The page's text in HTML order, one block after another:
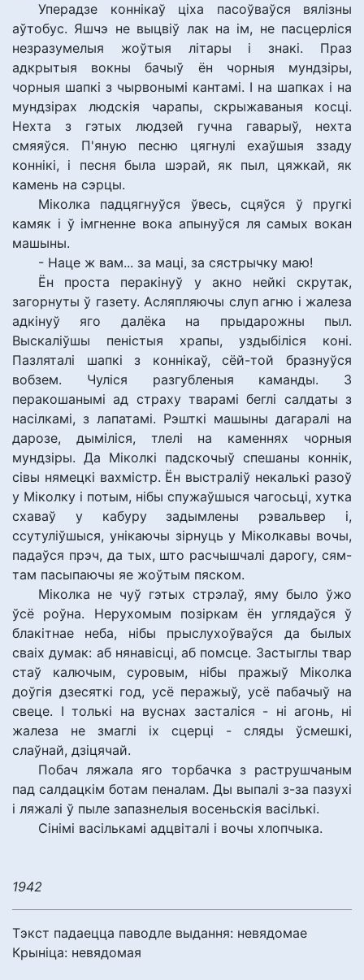
Уперадзе коннікаў ціха пасоўваўся вялізны
аўтобус. Яшчэ не выцвіў лак на ім, не пасцерліся
незразумелыя жоўтыя літары і знакі. Праз
адкрытыя вокны бачыў ён чорныя мундзіры,
чорныя шапкі з чырвонымі кантамі. І на шапках і на
мундзірах людскія чарапы, скрыжаваныя косці.
Нехта з гэтых людзей гучна гаварыў, нехта
смяяўся. П'яную песню цягнулі ехаўшыя ззаду
коннікі, і песня была шэрай, як пыл, цяжкай, як
камень на сэрцы.
Міколка падцягнуўся ўвесь, сцяўся ў пругкі
камяк і ў імгненне вока апынуўся ля самых вокан
машыны.
- Наце ж вам... за маці, за сястрычку маю!
Ён проста перакінуў у акно нейкі скрутак,
загорнуты ў газету. Асляпляючы слуп агню і жалеза
адкінуў яго далёка на прыдарожны пыл.
Выскаліўшы пеністыя храпы, уздыбіліся коні.
Пазляталі шапкі з коннікаў, сёй-той бразнуўся
вобзем. Чуліся разгубленыя каманды. З
перакошанымі ад страху тварамі беглі салдаты з
насілкамі, з лапатамі. Рэшткі машыны дагаралі на
дарозе, дыміліся, тлелі на каменнях чорныя
мундзіры. Да Міколкі падскочыў спешаны коннік,
сівы нямецкі вахмістр. Ён выстраліў некалькі разоў
у Міколку і потым, нібы спужаўшыся чагосьці, хутка
схаваў у кабуру задымлены рэвальвер і,
ссутуліўшыся, унікаючы зірнуць у Міколкавы вочы,
падаўся прэч, да тых, што расчышчалі дарогу, сям-
там пасыпаючы яе жоўтым пяском.
Міколка не чуў гэтых стрэлаў, яму было ўжо
ўсё роўна. Нерухомым позіркам ён углядаўся ў
блакітнае неба, нібы прыслухоўваўся да былых
сваіх думак: аб нянавісці, аб помсце. Застыглы твар
стаў калючым, суровым, нібы пражыў Міколка
доўгія дзесяткі год, усё перажыў, усё пабачыў на
свеце. І толькі на вуснах засталіся - ні агонь, ні
жалеза не змаглі іх сцерці - сляды ўсмешкі,
слаўнай, дзіцячай.
Побач ляжала яго торбачка з раструшчаным
пад салдацкім ботам пеналам. Ды выпалі з-за пазухі
і ляжалі ў пыле запазнелыя восеньскія васількі.
Сінімі васількамі адцвіталі і вочы хлопчыка.
1942
Тэкст падаецца паводле выдання: невядомае
Крыніца: невядомая